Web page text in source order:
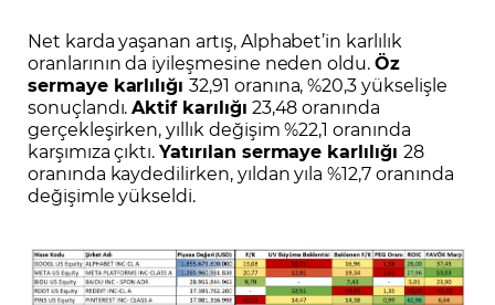
Net karda yaşanan artış, Alphabet’in karlılık
oranlarının da iyileşmesine neden oldu.Öz
sermaye karlılığı32,91 oranına, %20,3 yükselişle
sonuçlandı.Aktif karılığı 23,48 oranında
gerçekleşirken, yıllık değişim %22,1 oranında
karşımıza çıktı.Yatırılan sermaye karlılığı 28
oranında kaydedilirken, yıldan yıla %12,7 oranında
değişimle yükseldi.